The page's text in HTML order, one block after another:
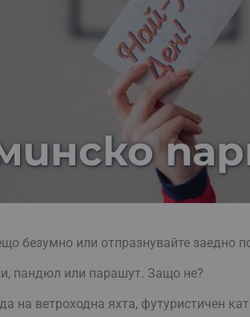
безумно или отпразнувайте заедно
пандюл или парашут. Защо не?
на ветроходна яхта, футуристичен